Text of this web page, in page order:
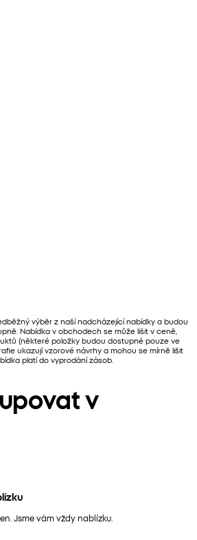
výběr z naší nadcházející nabídky a budou
Nabídka v obchodech se může lišit v ceně,
(některé položky budou dostupné pouze ve
ukazují vzorové návrhy a mohou se mírně lišit
platí do vyprodání zásob.
v
Jsme vám vždy nablízku.